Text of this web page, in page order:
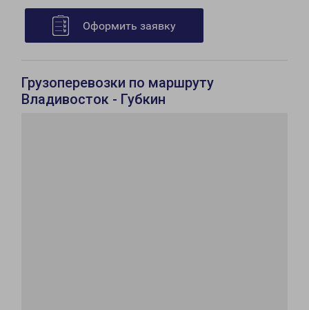
Оформить заявку
Грузоперевозки по маршруту
Владивосток - Губкин